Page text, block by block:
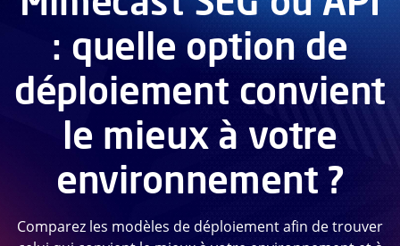
: quelle option de
déploiement convient
le mieux à votre
environnement ?
Comparez les modèles de déploiement afin de trouver